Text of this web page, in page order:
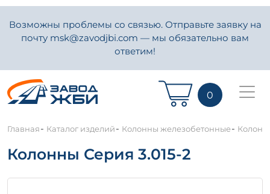
Возможны проблемы со связью. Отправьте заявку на
почту msk@zavodjbi.com — мы обязательно вам
ответим!
0
Главная- Каталог изделий- Колонны железобетонные-
Колонны Серия 3.015-2